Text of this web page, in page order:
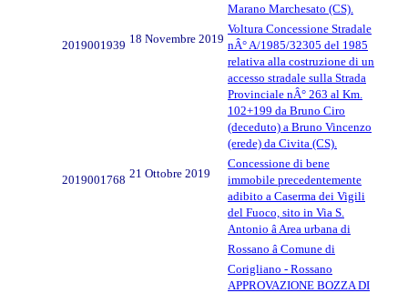
Marano Marchesato (CS).
2019001939 18 Novembre 2019
Voltura Concessione Stradale
nÂ° A/1985/32305 del 1985
relativa alla costruzione di un
accesso stradale sulla Strada
Provinciale nÂ° 263 al Km.
102+199 da Bruno Ciro
(deceduto) a Bruno Vincenzo
(erede) da Civita (CS).
2019001768 21 Ottobre 2019
Concessione di bene
immobile precedentemente
adibito a Caserma dei Vigili
del Fuoco, sito in Via S.
Antonio â Area urbana di
Rossano â Comune di
Corigliano - Rossano
APPROVAZIONE BOZZA DI